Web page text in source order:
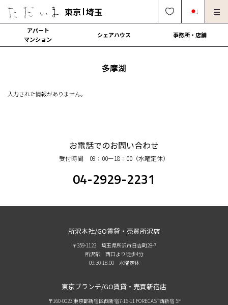
東京 埼玉
運営会社
アパート
マンション
シェアハウス 事務所・店舗
多摩湖
入力された情報がありません。
お電話でのお問い合わせ
受付時間 09：00ー18：00（水曜定休）
04-2929-2231
所沢本社/GO賃貸・売買所沢店
〒359-1123 埼玉県所沢市日吉町28-7
所沢駅 西口より徒歩4分
09:30-18:00 水曜定休
東京ブランチ/GO賃貸・売買新宿店
〒160-0023 東京都新宿区西新宿7-16-11 FORECAST西新宿 5F